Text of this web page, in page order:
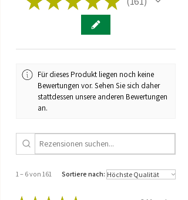
kontrollierten Bedingungen von
– bekannt für Qualität &
161
Für dieses Produkt liegen noch keine
Bewertungen vor. Sehen Sie sich daher
stattdessen unsere anderen Bewertungen
an.
1 – 6 von 161 Sortiere nach: